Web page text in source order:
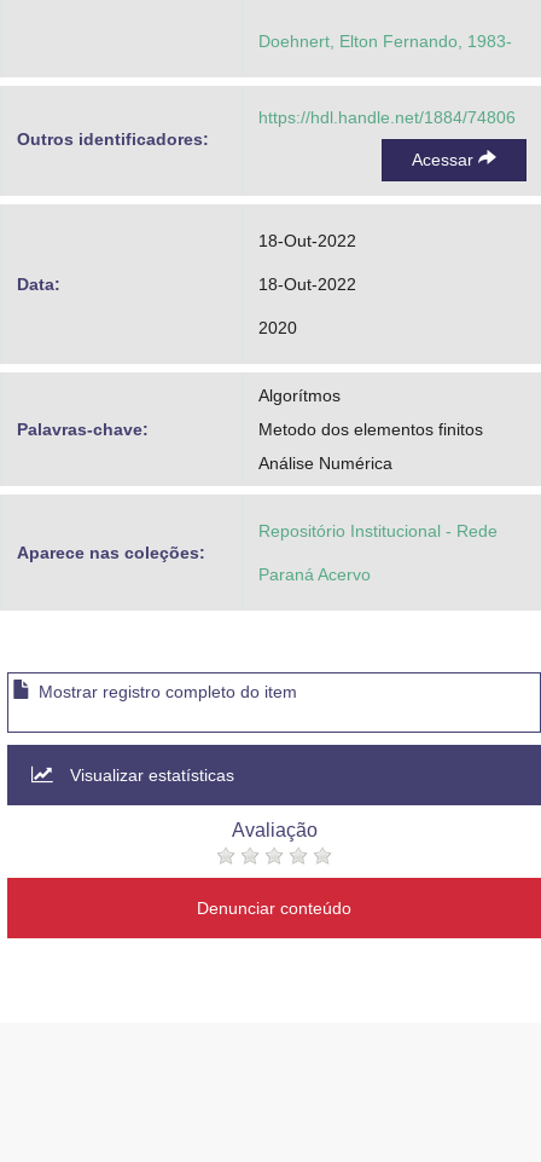
Doehnert, Elton Fernando, 1983-
Outros identificadores:
https://hdl.handle.net/1884/74806
Acessar
Data:
18-Out-2022
18-Out-2022
2020
Palavras-chave:
Algorítmos
Metodo dos elementos finitos
Análise Numérica
Aparece nas coleções:
Repositório Institucional - Rede
Paraná Acervo
Mostrar registro completo do item
Visualizar estatísticas
Avaliação
Denunciar conteúdo